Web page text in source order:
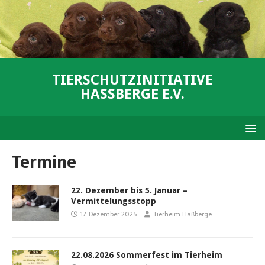
TIERSCHUTZINITIATIVE
HASSBERGE E.V.
Termine
22. Dezember bis 5. Januar –
Vermittelungsstopp
17. Dezember 2025 Tierheim Haßberge
22.08.2026 Sommerfest im Tierheim